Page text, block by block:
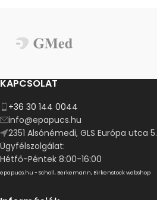
KAPCSOLAT
+36 30 144 0044
info@epapucs.hu
2351 Alsónémedi, GLS Európa utca 5.
Ügyfélszolgálat:
Hétfő-Péntek 8:00-16:00
epapucs.hu - Scholl, Berkemann, Birkenstock webshop